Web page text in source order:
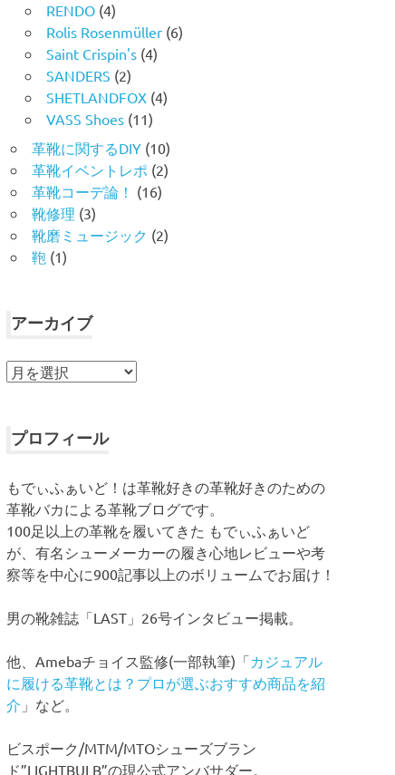
RENDO (4)
Rolis Rosenmüller (6)
Saint Crispin's (4)
SANDERS (2)
SHETLANDFOX (4)
VASS Shoes (11)
革靴に関するDIY (10)
革靴イベントレポ (2)
革靴コーデ論！ (16)
靴修理 (3)
靴磨ミュージック (2)
鞄 (1)
アーカイブ
ア
イ
プロフィール
もでぃふぁいど！は革靴好きの革靴好きのための
革靴バカによる革靴ブログです。
100足以上の革靴を履いてきた もでぃふぁいど
が、有名シューメーカーの履き心地レビューや考
察等を中心に900記事以上のボリュームでお届け！
男の靴雑誌「LAST」26号インタビュー掲載。
他、Amebaチョイス監修(一部執筆)「カジュアル
に履ける革靴とは？プロが選ぶおすすめ商品を紹
介 」など。
ビスポーク/MTM/MTOシューズブラン
ド”LIGHTBULB”の現公式アンバサダー。